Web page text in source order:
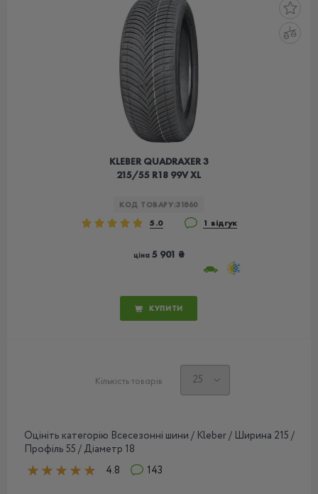
KLEBER QUADRAXER 3
215/55 R18 99V XL
КОД ТОВАРУ:31860
5.0 1 відгук
ціна5 901 ₴
КУПИТИ
Кількість товарів
Оцініть категорію Всесезонні шини / Kleber / Ширина 215 /
Профіль 55 / Діаметр 18
4.8
143